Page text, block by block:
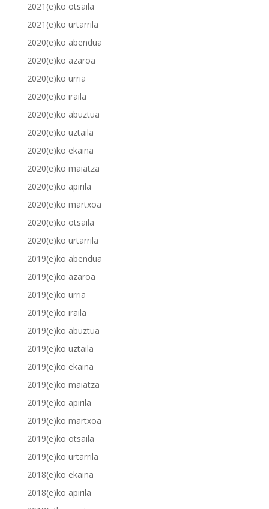
2021(e)ko otsaila
2021(e)ko urtarrila
2020(e)ko abendua
2020(e)ko azaroa
2020(e)ko urria
2020(e)ko iraila
2020(e)ko abuztua
2020(e)ko uztaila
2020(e)ko ekaina
2020(e)ko maiatza
2020(e)ko apirila
2020(e)ko martxoa
2020(e)ko otsaila
2020(e)ko urtarrila
2019(e)ko abendua
2019(e)ko azaroa
2019(e)ko urria
2019(e)ko iraila
2019(e)ko abuztua
2019(e)ko uztaila
2019(e)ko ekaina
2019(e)ko maiatza
2019(e)ko apirila
2019(e)ko martxoa
2019(e)ko otsaila
2019(e)ko urtarrila
2018(e)ko ekaina
2018(e)ko apirila